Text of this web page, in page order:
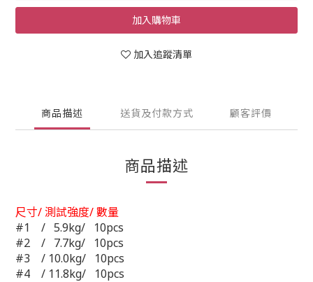
加入購物車
加入追蹤清單
商品描述 送貨及付款方式 顧客評價
商品描述
尺寸/ 測試強度/ 數量
#1 / 5.9kg/ 10pcs
#2 / 7.7kg/ 10pcs
#3 / 10.0kg/ 10pcs
#4 / 11.8kg/ 10pcs